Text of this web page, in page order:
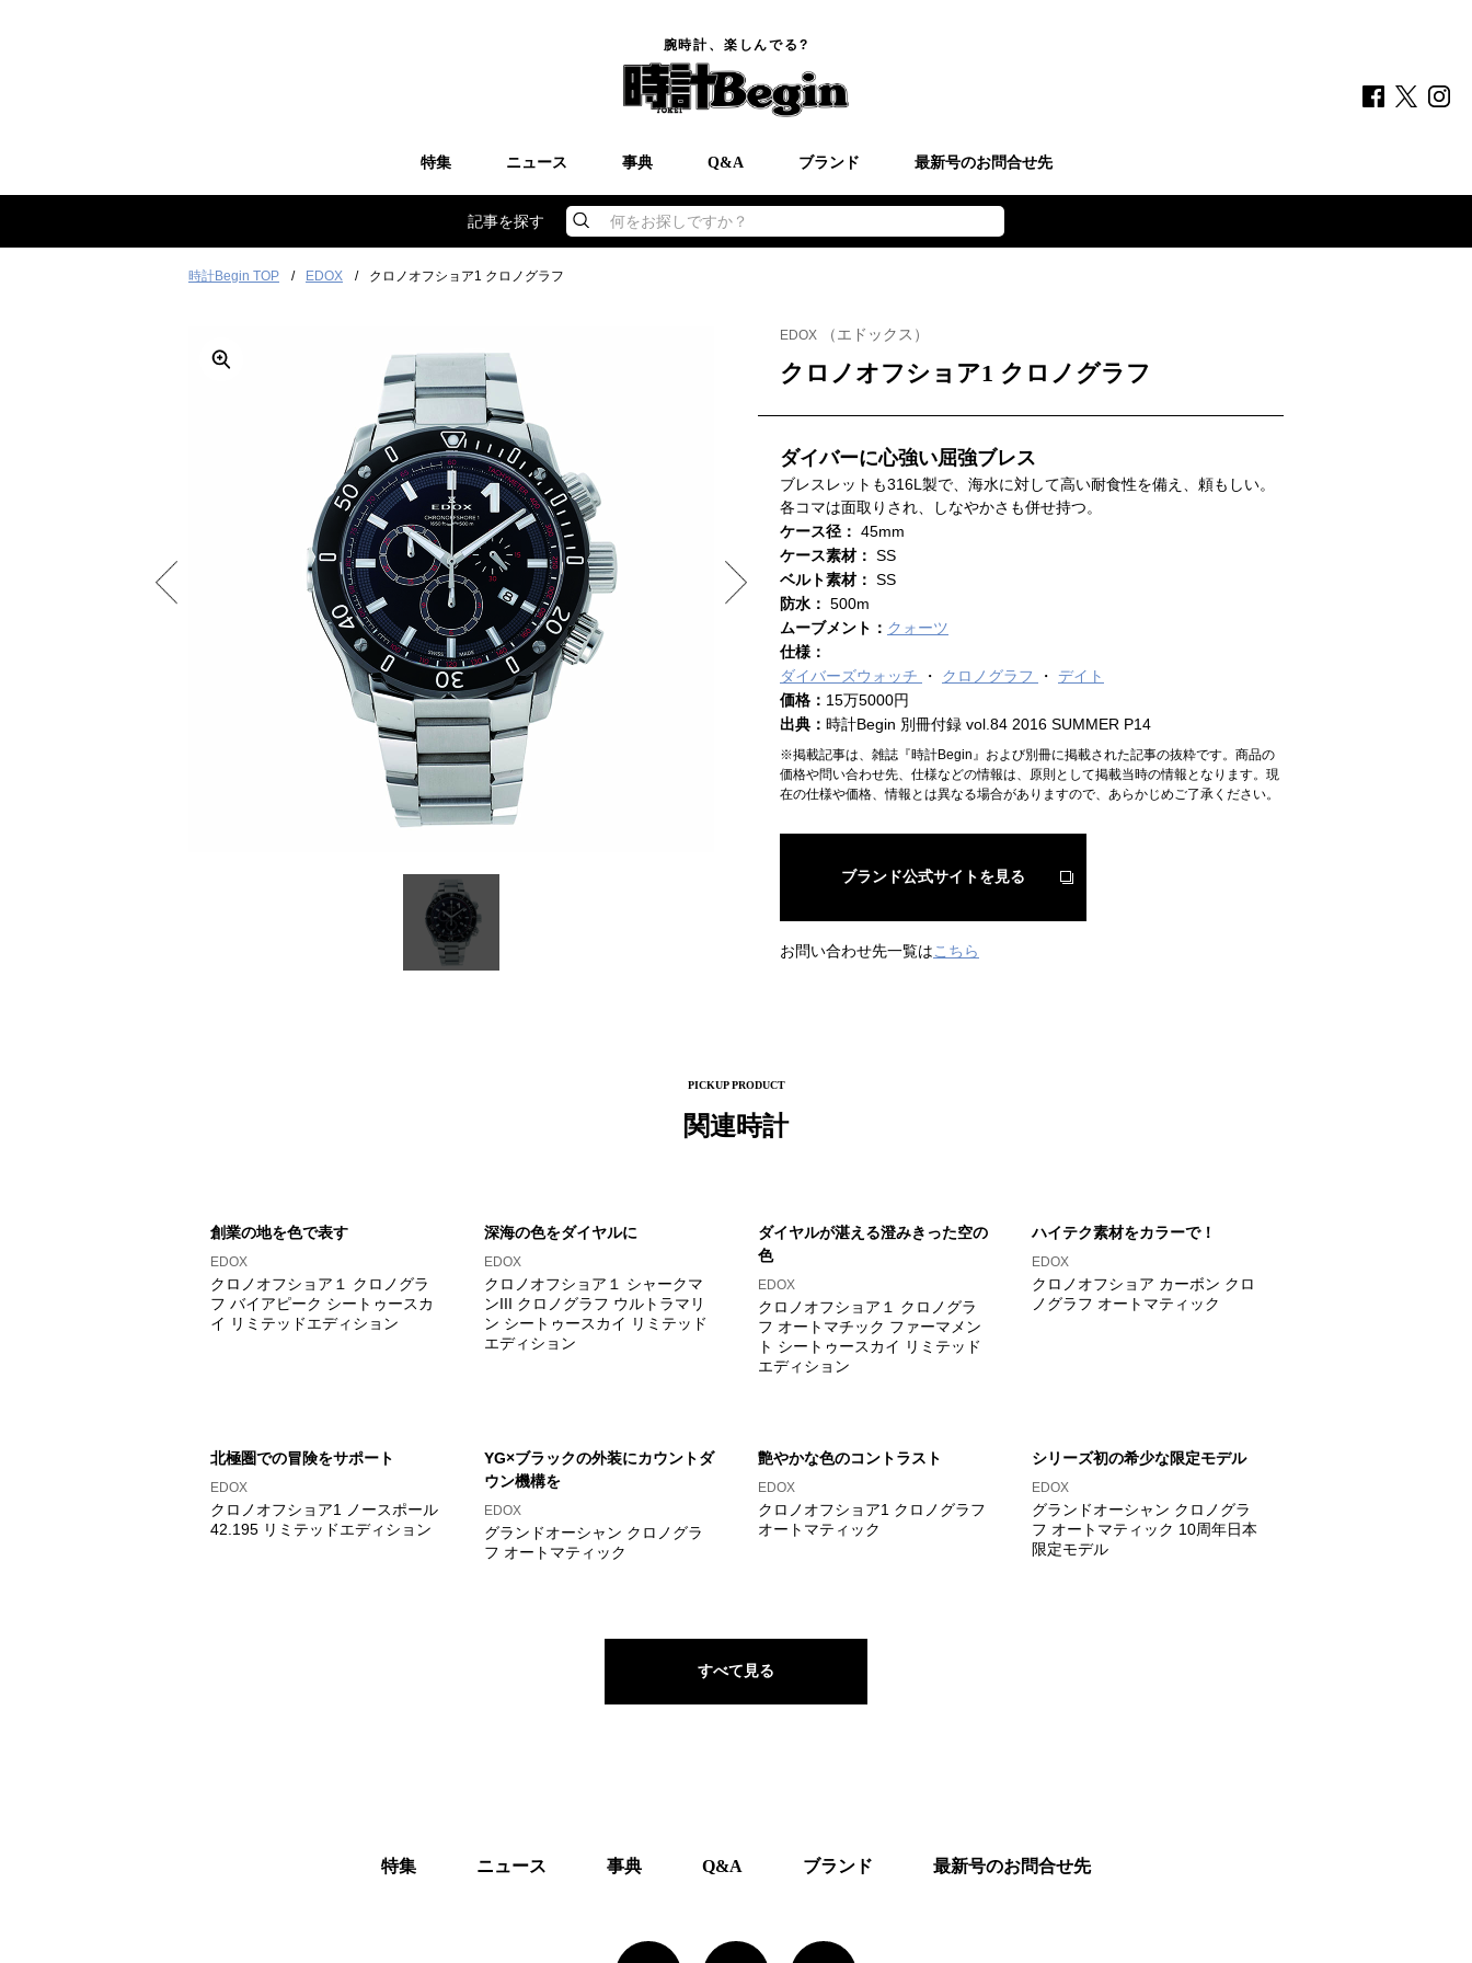
腕時計、楽しんでる?
特集 ニュース 事典 Q&A ブランド 最新号のお問合せ先
記事を探す 何をお探しですか？
時計Begin TOP EDOX クロノオフショア1 クロノグラフ
EDOX （エドックス）
クロノオフショア1 クロノグラフ
ダイバーに心強い屈強ブレス
ブレスレットも316L製で、海水に対して高い耐食性を備え、頼もしい。
各コマは面取りされ、しなやかさも併せ持つ。
ケース径： 45mm
ケース素材： SS
ベルト素材： SS
防水： 500m
ムーブメント： クォーツ
仕様：
ダイバーズウォッチ
クロノグラフ
デイト
価格： 15万5000円
出典： 時計Begin 別冊付録 vol.84 2016 SUMMER P14
※掲載記事は、雑誌『時計Begin』および別冊に掲載された記事の抜粋です。商品の
価格や問い合わせ先、仕様などの情報は、原則として掲載当時の情報となります。現
在の仕様や価格、情報とは異なる場合がありますので、あらかじめご了承ください。
ブランド公式サイトを見る
お問い合わせ先一覧はこちら
PICKUP PRODUCT
関連時計
創業の地を色で表す
EDOX
クロノオフショア１ クロノグラ
フ バイアピーク シートゥースカ
イ リミテッドエディション
深海の色をダイヤルに
EDOX
クロノオフショア１ シャークマ
ンIII クロノグラフ ウルトラマリ
ン シートゥースカイ リミテッド
エディション
ダイヤルが湛える澄みきった空の
色
EDOX
クロノオフショア１ クロノグラ
フ オートマチック ファーマメン
ト シートゥースカイ リミテッド
エディション
ハイテク素材をカラーで！
EDOX
クロノオフショア カーボン クロ
ノグラフ オートマティック
北極圏での冒険をサポート
EDOX
クロノオフショア1 ノースポール
42.195 リミテッドエディション
YG×ブラックの外装にカウントダ
ウン機構を
EDOX
グランドオーシャン クロノグラ
フ オートマティック
艶やかな色のコントラスト
EDOX
クロノオフショア1 クロノグラフ
オートマティック
シリーズ初の希少な限定モデル
EDOX
グランドオーシャン クロノグラ
フ オートマティック 10周年日本
限定モデル
すべて見る
特集 ニュース 事典 Q&A ブランド 最新号のお問合せ先